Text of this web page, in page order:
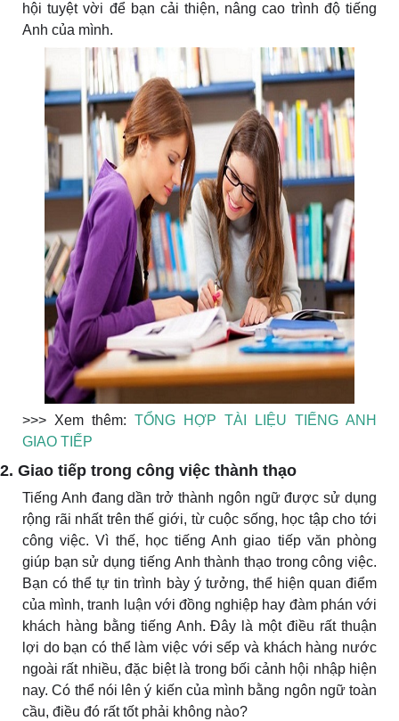
hội tuyệt vời để bạn cải thiện, nâng cao trình độ tiếng
Anh của mình.
>>> Xem thêm: TỔNG HỢP TÀI LIỆU TIẾNG ANH
GIAO TIẾP
2. Giao tiếp trong công việc thành thạo
Tiếng Anh đang dần trở thành ngôn ngữ được sử dụng
rộng rãi nhất trên thế giới, từ cuộc sống, học tập cho tới
công việc. Vì thế, học tiếng Anh giao tiếp văn phòng
giúp bạn sử dụng tiếng Anh thành thạo trong công việc.
Bạn có thể tự tin trình bày ý tưởng, thể hiện quan điểm
của mình, tranh luận với đồng nghiệp hay đàm phán với
khách hàng bằng tiếng Anh. Đây là một điều rất thuận
lợi do bạn có thể làm việc với sếp và khách hàng nước
ngoài rất nhiều, đặc biệt là trong bối cảnh hội nhập hiện
nay. Có thể nói lên ý kiến của mình bằng ngôn ngữ toàn
cầu, điều đó rất tốt phải không nào?